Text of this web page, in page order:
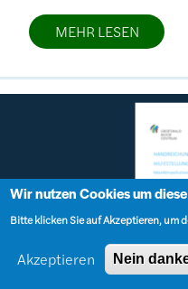
MEHR LESEN
Wir nutzen Cookies um
Bitte klicken Sie auf Akzeptieren, um
Akzeptieren
Nein